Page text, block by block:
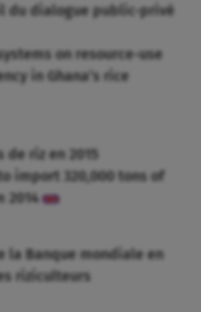
du dialogue public-privé
on resource-use
in Ghana’s rice
riz en 2015
import 320,000 tons of
2014
la Banque mondiale en
riziculteurs